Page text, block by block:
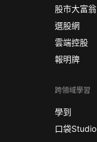
股市大富翁
選股網
雲端控股
報明牌
跨領域學習
學到
口袋Studio